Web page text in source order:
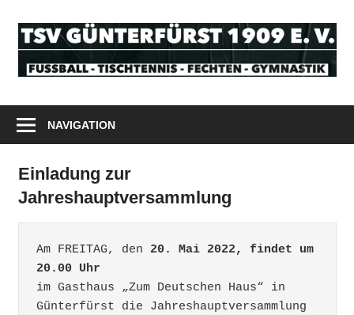
Inhalt
springen
Fußball
Gymnastik
NAVIGATION
Einladung zur
Jahreshauptversammlung
Am FREITAG, den 20. Mai 2022, findet um
20.00 Uhr
im Gasthaus „Zum Deutschen Haus“ in
Günterfürst die Jahreshauptversammlung